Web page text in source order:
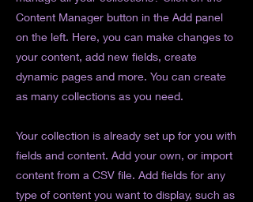
Content Manager button in the Add panel
on the left. Here, you can make changes to
your content, add new fields, create
dynamic pages and more. You can create
as many collections as you need.
Your collection is already set up for you with
fields and content. Add your own, or import
content from a CSV file. Add fields for any
type of content you want to display, such as